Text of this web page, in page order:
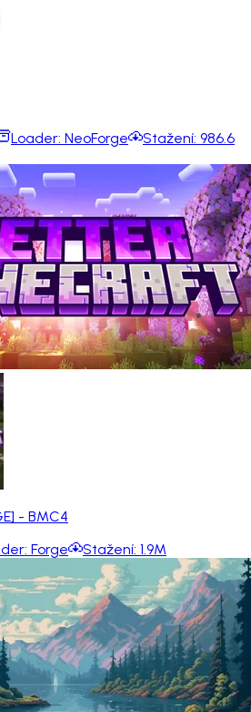
Loader: NeoForge Stažení: 986.6
- BMC4
Forge Stažení: 1.9M